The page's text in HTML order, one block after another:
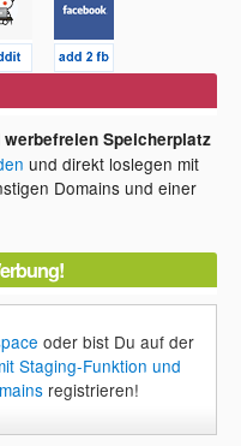
Speicherplatz
und direkt loslegen mit
Domains und einer
oder bist Du auf der
Staging-Funktion und
registrieren!